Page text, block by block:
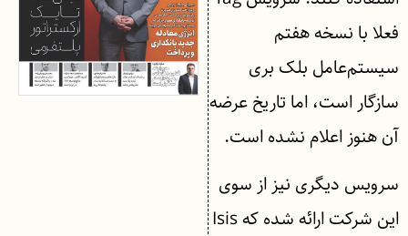
فعلا با نسخه هفتم
سیستم‌عامل بلک بری
سازگار است، اما تاریخ عرضه
آن هنوز اعلام نشده است.
سرویس دیگری نیز از سوی
این شرکت ارائه شده که Isis